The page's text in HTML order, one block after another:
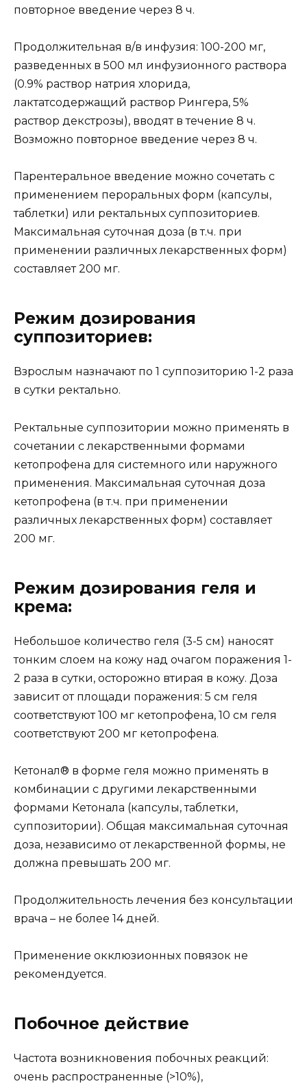
повторное введение через 8 ч.
Продолжительная в/в инфузия: 100-200 мг,
разведенных в 500 мл инфузионного раствора
(0.9% раствор натрия хлорида,
лактатсодержащий раствор Рингера, 5%
раствор декстрозы), вводят в течение 8 ч.
Возможно повторное введение через 8 ч.
Парентеральное введение можно сочетать с
применением пероральных форм (капсулы,
таблетки) или ректальных суппозиториев.
Максимальная суточная доза (в т.ч. при
применении различных лекарственных форм)
составляет 200 мг.
Режим дозирования
суппозиториев:
Взрослым назначают по 1 суппозиторию 1-2 раза
в сутки ректально.
Ректальные суппозитории можно применять в
сочетании с лекарственными формами
кетопрофена для системного или наружного
применения. Максимальная суточная доза
кетопрофена (в т.ч. при применении
различных лекарственных форм) составляет
200 мг.
Режим дозирования геля и
крема:
Небольшое количество геля (3-5 см) наносят
тонким слоем на кожу над очагом поражения 1-
2 раза в сутки, осторожно втирая в кожу. Доза
зависит от площади поражения: 5 см геля
соответствуют 100 мг кетопрофена, 10 см геля
соответствуют 200 мг кетопрофена.
Кетонал® в форме геля можно применять в
комбинации с другими лекарственными
формами Кетонала (капсулы, таблетки,
суппозитории). Общая максимальная суточная
доза, независимо от лекарственной формы, не
должна превышать 200 мг.
Продолжительность лечения без консультации
врача – не более 14 дней.
Применение окклюзионных повязок не
рекомендуется.
Побочное действие
Частота возникновения побочных реакций:
очень распространенные (>10%),